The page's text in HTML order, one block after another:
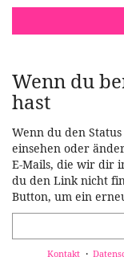
Wenn du
hast
Wenn du den
einsehen oder
E-Mails, die wir dir
du den Link nicht
Button, um ein
Kontakt